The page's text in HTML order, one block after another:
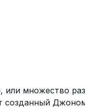
или множество
созданный